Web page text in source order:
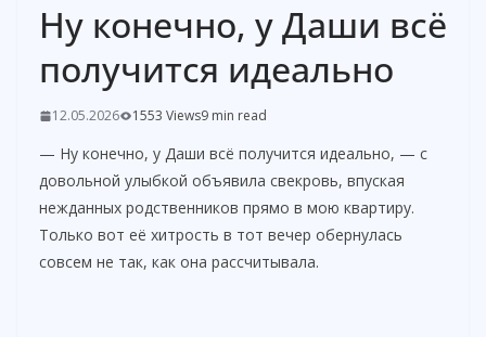
Ну конечно, у Даши всё
получится идеально
12.05.2026 1553 Views9 min read
— Ну конечно, у Даши всё получится идеально, — с
довольной улыбкой объявила свекровь, впуская
нежданных родственников прямо в мою квартиру.
Только вот её хитрость в тот вечер обернулась
совсем не так, как она рассчитывала.